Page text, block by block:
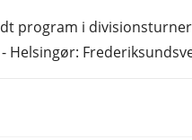
program i
Helsingør: